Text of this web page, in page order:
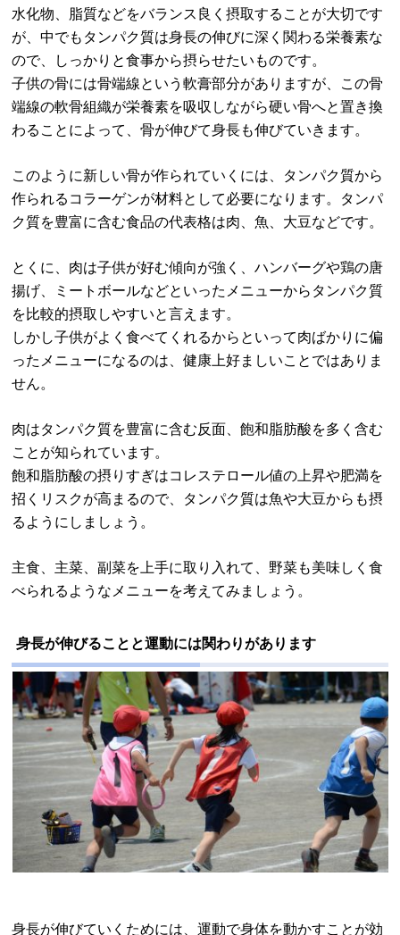
水化物、脂質などをバランス良く摂取することが大切です
が、中でもタンパク質は身長の伸びに深く関わる栄養素な
ので、しっかりと食事から摂らせたいものです。
子供の骨には骨端線という軟膏部分がありますが、この骨
端線の軟骨組織が栄養素を吸収しながら硬い骨へと置き換
わることによって、骨が伸びて身長も伸びていきます。
このように新しい骨が作られていくには、タンパク質から
作られるコラーゲンが材料として必要になります。タンパ
ク質を豊富に含む食品の代表格は肉、魚、大豆などです。
とくに、肉は子供が好む傾向が強く、ハンバーグや鶏の唐
揚げ、ミートボールなどといったメニューからタンパク質
を比較的摂取しやすいと言えます。
しかし子供がよく食べてくれるからといって肉ばかりに偏
ったメニューになるのは、健康上好ましいことではありま
せん。
肉はタンパク質を豊富に含む反面、飽和脂肪酸を多く含む
ことが知られています。
飽和脂肪酸の摂りすぎはコレステロール値の上昇や肥満を
招くリスクが高まるので、タンパク質は魚や大豆からも摂
るようにしましょう。
主食、主菜、副菜を上手に取り入れて、野菜も美味しく食
べられるようなメニューを考えてみましょう。
身長が伸びることと運動には関わりがあります
身長が伸びていくためには、運動で身体を動かすことが効